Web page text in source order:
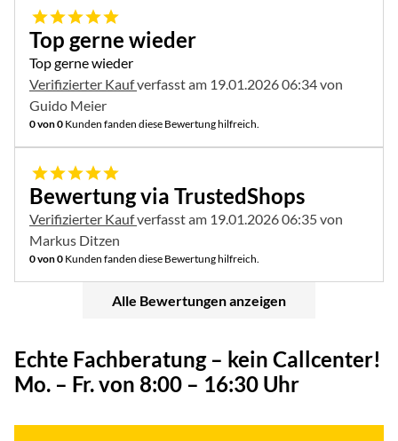
5 von 5
Top gerne wieder
Top gerne wieder
Verifizierter Kaufverfasst am 19.01.2026 06:34 von
Guido Meier
0 von 0 Kunden fanden diese Bewertung hilfreich.
5 von 5
Bewertung via TrustedShops
Verifizierter Kaufverfasst am 19.01.2026 06:35 von
Markus Ditzen
0 von 0 Kunden fanden diese Bewertung hilfreich.
Alle Bewertungen anzeigen
Echte Fachberatung – kein Callcenter!
Mo. – Fr. von 8:00 – 16:30 Uhr